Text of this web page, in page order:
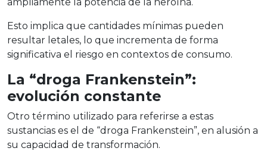
Esto implica que cantidades mínimas pueden
resultar letales, lo que incrementa de forma
significativa el riesgo en contextos de consumo.
La “droga Frankenstein”:
evolución constante
Otro término utilizado para referirse a estas
sustancias es el de “droga Frankenstein”, en alusión a
su capacidad de transformación.